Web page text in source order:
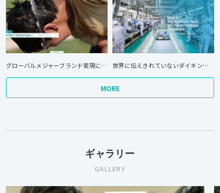
グローバルメジャーブランド実現に向けた17言語25サイトリニューアル 世界に伝えきれていないダイキンの魅力を発信するブランド訴求のためのサイトリニューアル
MORE
ギャラリー
GALLERY